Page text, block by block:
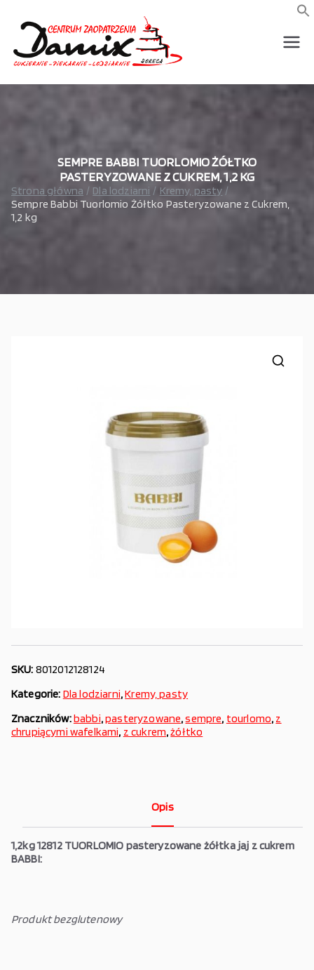
treści
wszystko
gastrono
mii
wszystko dla piekarni,
SEMPRE BABBI TUORLOMIO ŻÓŁTKO
PASTERYZOWANE Z CUKREM, 1,2 KG
Strona główna Dla lodziarni
Kremy, pasty
Sempre Babbi Tuorlomio Żółtko Pasteryzowane z Cukrem,
1,2 kg
SKU: 8012012128124
Kategorie: Dla lodziarni,Kremy, pasty
Znaczników:babbi,pasteryzowane,sempre, tourlomo, z
chrupiącymi wafelkami, z cukrem,żółtko
Opis
1,2kg 12812 TUORLOMIO pasteryzowane żółtka jaj z cukrem
BABBI:
Produkt bezglutenowy